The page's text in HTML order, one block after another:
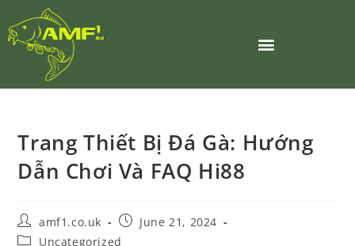
Trang Thiết Bị Đá Gà: Hướng
Dẫn Chơi Và FAQ Hi88
amf1.co.uk
June 21, 2024
Uncategorized